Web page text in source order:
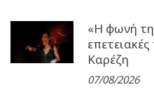
«Η φωνή
Καρέζη
07/08/2026